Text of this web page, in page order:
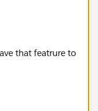
that featrure to